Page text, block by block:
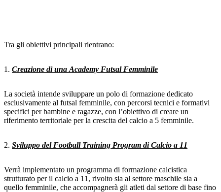
Tra gli obiettivi principali rientrano:
1. Creazione di una Academy Futsal Femminile
La società intende sviluppare un polo di formazione dedicato
esclusivamente al futsal femminile, con percorsi tecnici e formativi
specifici per bambine e ragazze, con l’obiettivo di creare un
riferimento territoriale per la crescita del calcio a 5 femminile.
2. Sviluppo del Football Training Program di Calcio a 11
Verrà implementato un programma di formazione calcistica
strutturato per il calcio a 11, rivolto sia al settore maschile sia a
quello femminile, che accompagnerà gli atleti dal settore di base fino